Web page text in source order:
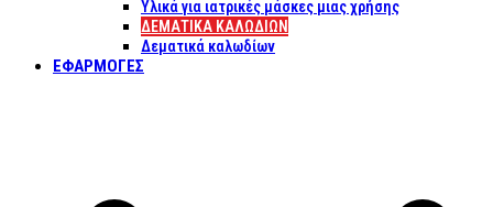
Υλικά για ιατρικές μάσκες μιας χρήσης
ΔΕΜΑΤΙΚΆ ΚΑΛΩΔΊΩΝ
Δεματικά καλωδίων
ΕΦΑΡΜΟΓΈΣ